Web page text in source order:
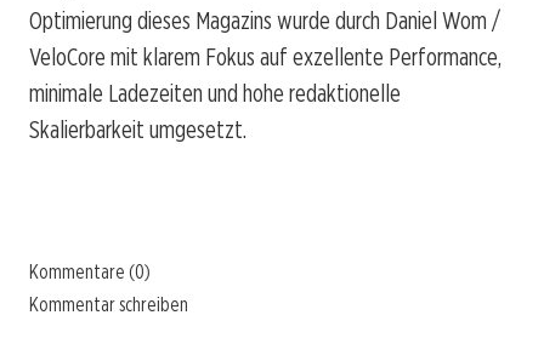
Optimierung dieses Magazins wurde durch Daniel Wom /
VeloCore mit klarem Fokus auf exzellente Performance,
minimale Ladezeiten und hohe redaktionelle
Skalierbarkeit umgesetzt.
Kommentare (0)
Kommentar schreiben